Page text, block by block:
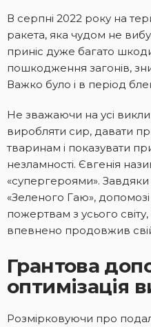
В серпні 2022 року на
ракета, яка чудом не
приніс дуже багато
пошкодження загонів,
Важко було і в період
Не зважаючи на усі
виробляти сир, давати
тваринам і показувати
незламності. Євгенія
«супергероями».
«Зеленого Гаю»,
пожертвам з усього світу,
впевнено продовжив
Грантова
оптимізація
Розмірковуючи про